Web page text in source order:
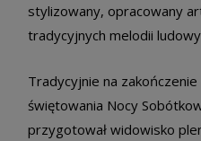
stylizowany, opracowany
tradycyjnych melodii
Tradycyjnie na
świętowania Nocy
przygotował widowisko